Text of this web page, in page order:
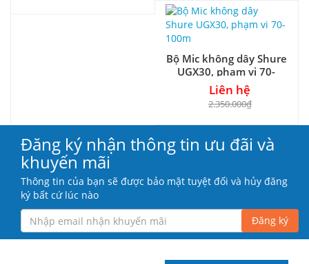
Bộ Mic không dây Shure
UGX30, phạm vi 70-
100m
Liên hệ
2.350.000₫
Đăng ký nhận thông tin ưu đãi và
khuyến mãi
Thông tin của bạn sẽ được bảo mật tuyệt đối và hủy đăng
ký bất cứ lúc nào
Đăng ký